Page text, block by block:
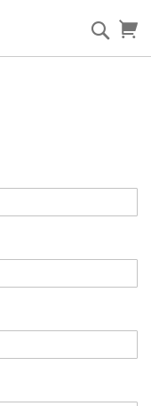
搜
索